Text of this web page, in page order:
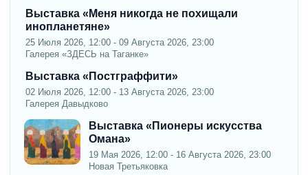
Выставка «Меня никогда не похищали
инопланетяне»
25 Июля 2026, 12:00 - 09 Августа 2026, 23:00
Галерея «ЗДЕСЬ на Таганке»
Выставка «Постграффити»
02 Июля 2026, 12:00 - 13 Августа 2026, 23:00
Галерея Давыдково
Выставка «Пионеры искусства
Омана»
19 Мая 2026, 12:00 - 16 Августа 2026, 23:00
Новая Третьяковка